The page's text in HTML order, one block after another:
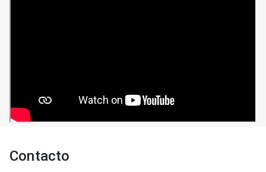
Contacto